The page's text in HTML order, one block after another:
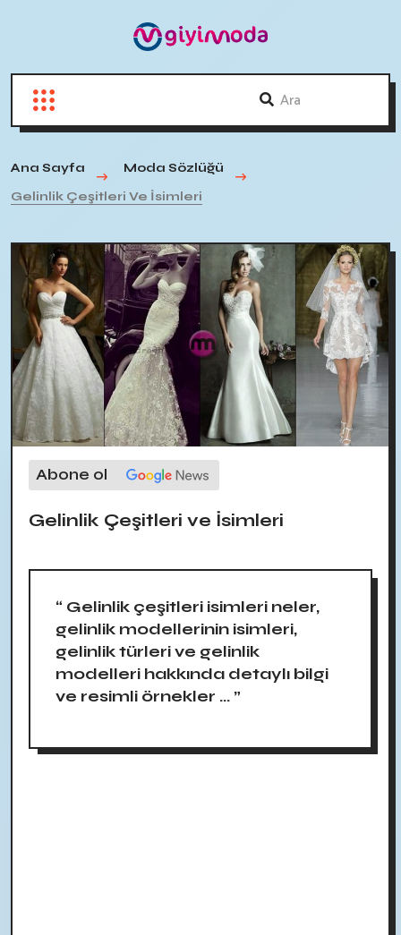
Ana Sayfa
Moda Sözlüğü
Gelinlik Çeşitleri Ve İsimleri
Abone ol
Gelinlik Çeşitleri ve İsimleri
“ Gelinlik çeşitleri isimleri neler,
gelinlik modellerinin isimleri,
gelinlik türleri ve gelinlik
modelleri hakkında detaylı bilgi
ve resimli örnekler ... ”